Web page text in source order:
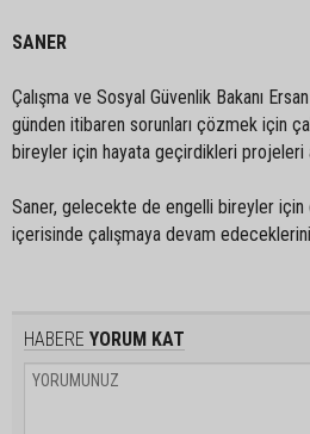
SANER
Çalışma ve Sosyal Güvenlik Bakanı
günden itibaren sorunları çözmek için
bireyler için hayata geçirdikleri projeleri
Saner, gelecekte de engelli bireyler
içerisinde çalışmaya devam
HABERE YORUM KAT